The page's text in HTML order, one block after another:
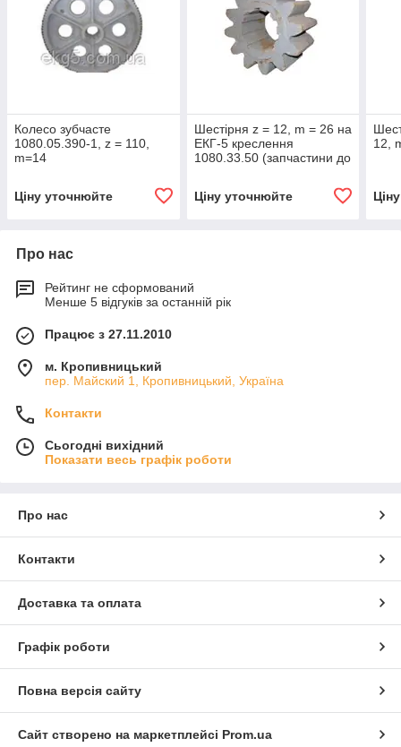
Колесо зубчасте
1080.05.390-1, z = 110,
m=14
Ціну уточнюйте
Шестірня z = 12, m = 26 на
ЕКГ-5 креслення
1080.33.50 (запчастини до
Ціну уточнюйте
12,
Про нас
Рейтинг не сформований
Менше 5 відгуків за останній рік
Працює з 27.11.2010
м. Кропивницький
пер. Майский 1, Кропивницький, Україна
Контакти
Сьогодні вихідний
Показати весь графік роботи
Про нас
Контакти
Доставка та оплата
Графік роботи
Повна версія сайту
Сайт створено на маркетплейсі Prom.ua